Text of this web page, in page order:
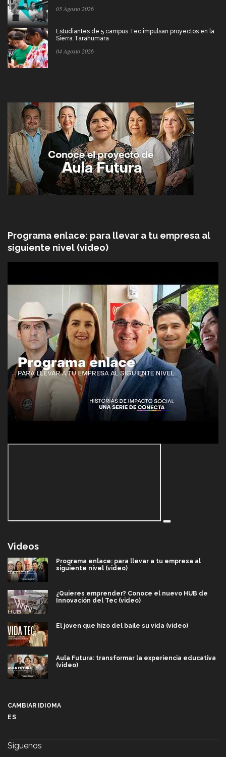
05 Agosto 2026
Estudiantes de 5 campus Tec impulsan proyectos en la
Sierra Tarahumara
04 Agosto 2026
Programa enlace: para llevar a tu empresa al
siguiente nivel (video)
Videos
Programa enlace: para llevar a tu empresa al
siguiente nivel (video)
¿Quieres emprender? Conoce el nuevo HUB de
Innovación del Tec (video)
El joven que hizo del baile su vida (video)
Aula Futura: transformar la experiencia educativa
(video)
CAMBIAR IDIOMA
ES
Síguenos